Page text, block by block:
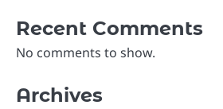
Recent Comments
No comments to show.
Archives